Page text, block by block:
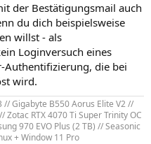
der Bestätigungsmail auch
du dich beispielsweise
willst - als
Loginversuch eines
Authentifizierung, die bei
wird.
// Gigabyte B550 Aorus Elite V2 //
RTX 4070 Ti Super Trinity OC
970 EVO Plus (2 TB) // Seasonic
+ Window 11 Pro​